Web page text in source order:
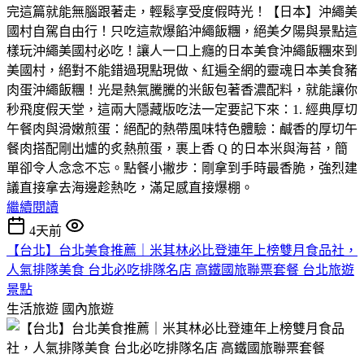
完這篇就能無腦跟著走，輕鬆享受度假時光！【日本】沖繩美
國村自駕自由行！只吃這款爆餡沖繩飯糰，絕美夕陽與景點這
樣玩​沖繩美國村必吃！讓人一口上癮的日本美食沖繩飯糰​來到
美國村，絕對不能錯過現點現做、紅遍全網的靈魂日本美食豬
肉蛋沖繩飯糰！​光是熱氣騰騰的米飯包著香濃配料，就能讓你
秒飛度假天堂，這兩大隱藏版吃法一定要記下來：​1. 經典厚切
午餐肉與滑嫩煎蛋：絕配的熱帶風味​特色體驗：鹹香的厚切午
餐肉搭配剛出爐的炙熱煎蛋，裹上香 Q 的日本米與海苔，簡
單卻令人念念不忘。​點餐小撇步：剛拿到手時最香脆，強烈建
議直接拿去海邊趁熱吃，滿足感直接爆棚。
繼續閱讀
4天前
【台北】台北美食推薦｜米其林必比登連年上榜雙月食品社，
人氣排隊美食 台北必吃排隊名店 高鐵國旅聯票套餐 台北旅遊
景點
生活旅遊 國內旅遊